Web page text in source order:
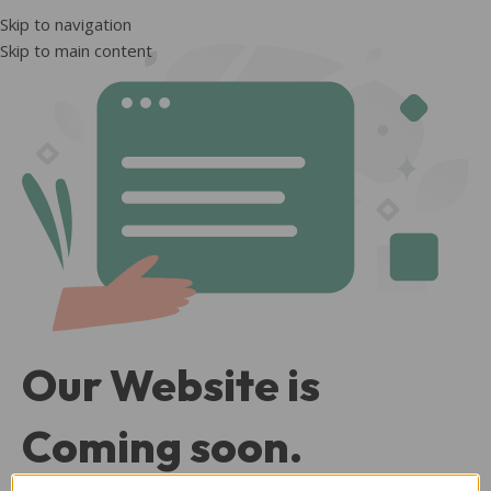
Skip to navigation
Skip to main content
Our Website is
Coming soon.